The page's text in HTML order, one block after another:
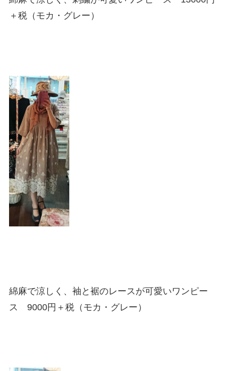
＋税（モカ・グレー）
綿麻で涼しく、袖と裾のレースが可愛いワンピー
ス 9000円＋税（モカ・グレー）